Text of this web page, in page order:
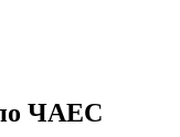
по ЧАЕС